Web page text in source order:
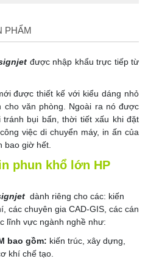
PHẨM
được nhập khẩu trực tiếp từ
được thiết kế với kiểu dáng nhỏ
cho văn phòng. Ngoài ra nó được
bụi bẩn, thời tiết xấu khi đặt
việc di chuyển máy, in ấn của
bao giờ hết.
phun khổ lớn HP
dành riêng cho các: kiến
các chuyên gia CAD-GIS, các cán
lĩnh vực ngành nghề như:
bao gồm: kiến trúc, xây dựng,
khí chế tạo.